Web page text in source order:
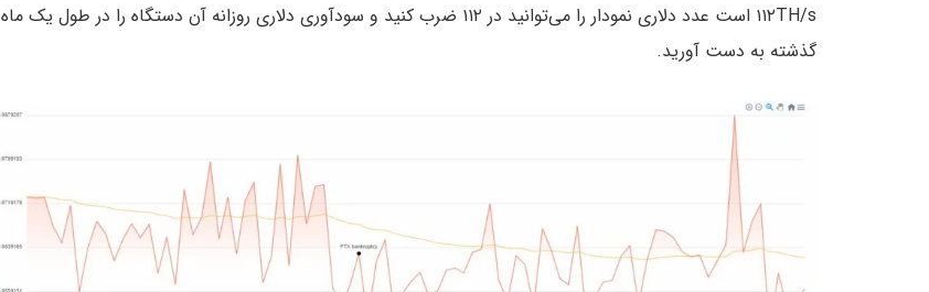
۱۱۲TH/s است عدد دلاری نمودار را می‌توانید در ۱۱۲ ضرب کنید و سودآوری دلاری روزانه آن دستگاه را در طول یک ماه
گذشته به دست آورید.